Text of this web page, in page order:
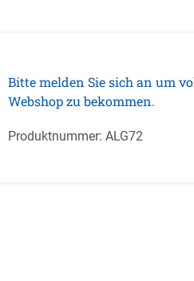
Bitte melden Sie sich an um
Webshop zu bekommen.
Produktnummer: ALG72